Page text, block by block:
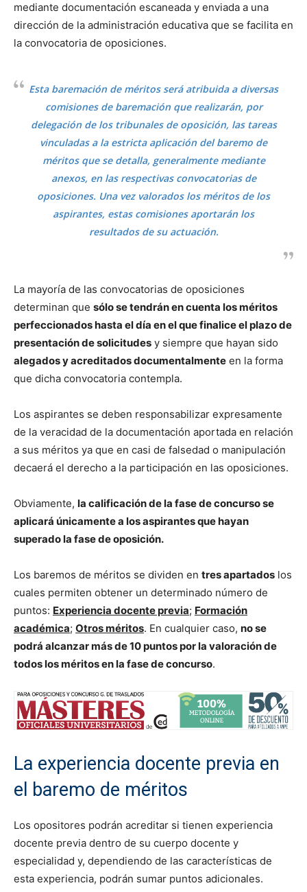
mediante documentación escaneada y enviada a una
dirección de la administración educativa que se facilita en
la convocatoria de oposiciones.
Esta baremación de méritos será atribuida a diversas
comisiones de baremación que realizarán, por
delegación de los tribunales de oposición, las tareas
vinculadas a la estricta aplicación del baremo de
méritos que se detalla, generalmente mediante
anexos, en las respectivas convocatorias de
oposiciones. Una vez valorados los méritos de los
aspirantes, estas comisiones aportarán los
resultados de su actuación.
La mayoría de las convocatorias de oposiciones
determinan que sólo se tendrán en cuenta los méritos
perfeccionados hasta el día en el que finalice el plazo de
presentación de solicitudes y siempre que hayan sido
alegados y acreditados documentalmente en la forma
que dicha convocatoria contempla.
Los aspirantes se deben responsabilizar expresamente
de la veracidad de la documentación aportada en relación
a sus méritos ya que en casi de falsedad o manipulación
decaerá el derecho a la participación en las oposiciones.
Obviamente, la calificación de la fase de concurso se
aplicará únicamente a los aspirantes que hayan
superado la fase de oposición.
Los baremos de méritos se dividen en tres apartados los
cuales permiten obtener un determinado número de
puntos: Experiencia docente previa; Formación
académica; Otros méritos. En cualquier caso, no se
podrá alcanzar más de 10 puntos por la valoración de
todos los méritos en la fase de concurso.
La experiencia docente previa en
el baremo de méritos
Los opositores podrán acreditar si tienen experiencia
docente previa dentro de su cuerpo docente y
especialidad y, dependiendo de las características de
esta experiencia, podrán sumar puntos adicionales.